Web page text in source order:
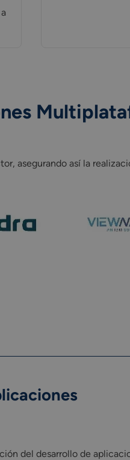
asegurando así la
del desarrollo de